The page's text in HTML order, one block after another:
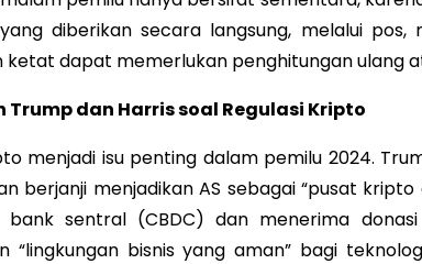
diberikan secara langsung, melalui
ketat dapat memerlukan penghitungan ulang
Trump dan Harris soal Regulasi Kripto
menjadi isu penting dalam pemilu 2024.
berjanji menjadikan AS sebagai “pusat
bank sentral (CBDC) dan menerima
“lingkungan bisnis yang aman” bagi